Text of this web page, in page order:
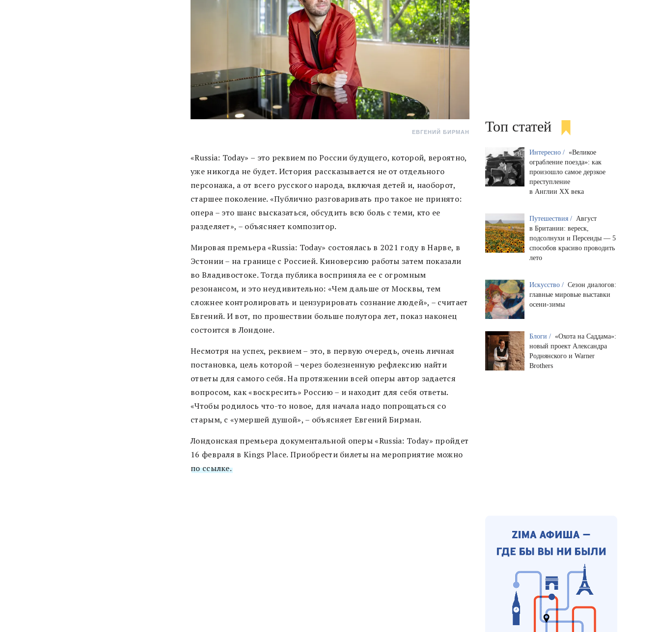
ЕВГЕНИЙ БИРМАН
«Russia: Today» – это реквием по России будущего, которой, вероятно,
уже никогда не будет. История рассказывается не от отдельного
персонажа, а от всего русского народа, включая детей и, наоборот,
старшее поколение. «Публично разговаривать про такое не принято:
опера – это шанс высказаться, обсудить всю боль с теми, кто ее
разделяет», – объясняет композитор.
Мировая премьера «Russia: Today» состоялась в 2021 году в Нарве, в
Эстонии – на границе с Россией. Киноверсию работы затем показали
во Владивостоке. Тогда публика восприняла ее с огромным
резонансом, и это неудивительно: «Чем дальше от Москвы, тем
сложнее контролировать и цензурировать сознание людей», – считает
Евгений. И вот, по прошествии больше полутора лет, показ наконец
состоится в Лондоне.
Несмотря на успех, реквием – это, в первую очередь, очень личная
постановка, цель которой – через болезненную рефлексию найти
ответы для самого себя. На протяжении всей оперы автор задается
вопросом, как «воскресить» Россию – и находит для себя ответы.
«Чтобы родилось что-то новое, для начала надо попрощаться со
старым, с «умершей душой», – объясняет Евгений Бирман.
Лондонская премьера документальной оперы «Russia: Today» пройдет
16 февраля в Kings Place. Приобрести билеты на мероприятие можно
по ссылке.
Топ статей
Интересно / «Великое
ограбление поезда»: как
произошло самое дерзкое
преступление
в Англии XX века
Путешествия / Август
в Британии: вереск,
подсолнухи и Персеиды — 5
способов красиво проводить
лето
Искусство / Сезон диалогов:
главные мировые выставки
осени-зимы
Блоги / «Охота на Саддама»:
новый проект Александра
Роднянского и Warner
Brothers